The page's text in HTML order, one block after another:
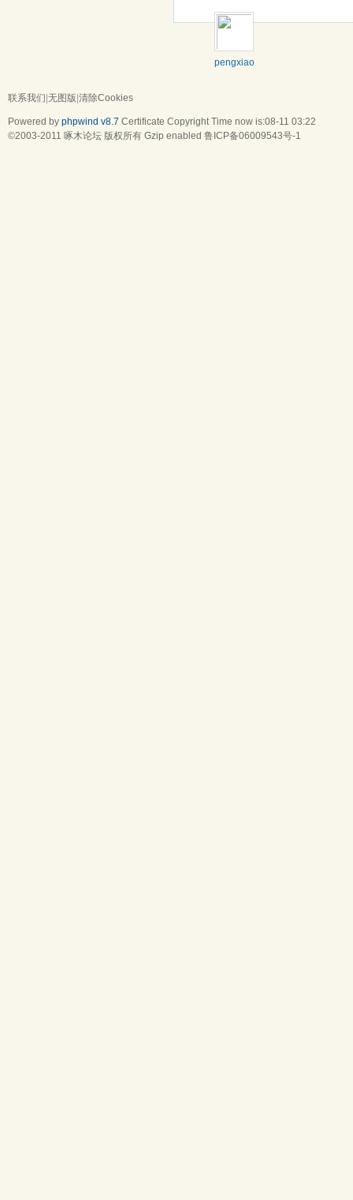
pengxiaolisa
联系我们 无图版 清除Cookies
Powered by phpwind v8.7 Certificate Copyright Time now is:08-11 03:22
©2003-2011 啄木论坛 版权所有 Gzip enabled 鲁ICP备06009543号-1